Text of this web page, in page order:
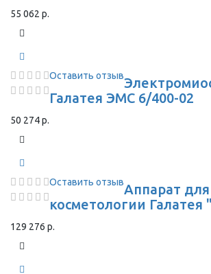
55 062 р.
Оставить отзыв
Галатея ЭМС 6/400-02
50 274 р.
Оставить отзывАппарат для
косметологии
129 276 р.